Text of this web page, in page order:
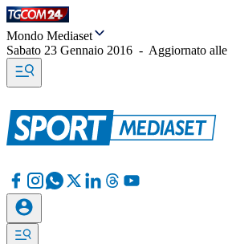
Mondo Mediaset
Sabato 23 Gennaio 2016 - Aggiornato alle